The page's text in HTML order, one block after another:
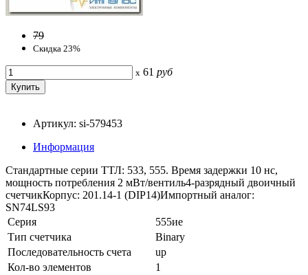
79
Скидка 23%
x 61 руб
Артикул: si-579453
Информация
Стандартные серии ТТЛ: 533, 555. Время задержки 10 нс,
мощность потребления 2 мВт/вентиль4-разрядный двоичный
счетчикКорпус: 201.14-1 (DIP14)Импортный аналог:
SN74LS93
Серия
555ие
Тип счетчика
Binary
Последовательность счета
up
Кол-во элементов
1